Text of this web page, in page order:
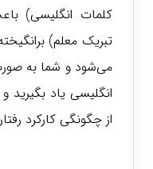
کلمات انگلیسی)
تبریک معلم)
می‌شود و شما به
انگلیسی یاد
از چگونگی کارکرد